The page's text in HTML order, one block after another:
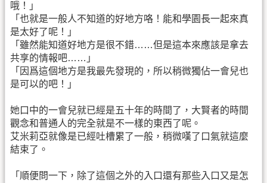
哦！」
「也就是一般人不知道的好地方咯！能和學園長一起來真
是太好了呢！」
「雖然能知道好地方是很不錯……但是這本來應該是拿去
共享的情報吧……」
「因爲這個地方是我最先發現的，所以稍微獨佔一會兒也
是可以的吧！」
她口中的一會兒就已經是五十年的時間了，大賢者的時間
觀念和普通人的完全就是不一樣的東西了呢。
艾米莉亞就像是已經吐槽累了一般，稍微嘆了口氣就這麼
結束了。
「順便問一下，除了這個之外的入口還有那些入口又是怎